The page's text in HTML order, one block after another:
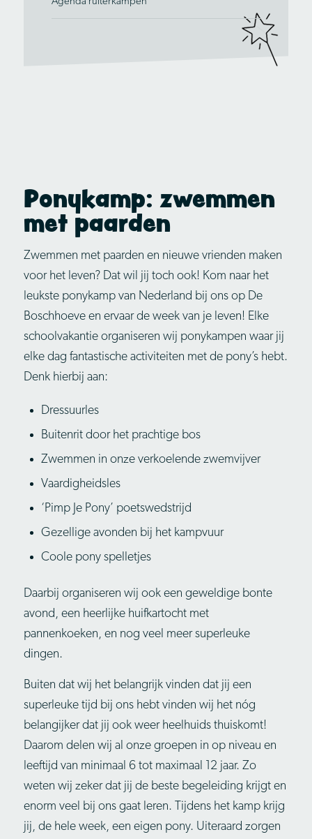
Ponykamp: zwemmen
met paarden
Zwemmen met paarden en nieuwe vrienden maken
voor het leven? Dat wil jij toch ook! Kom naar het
leukste ponykamp van Nederland bij ons op De
Boschhoeve en ervaar de week van je leven! Elke
schoolvakantie organiseren wij ponykampen waar jij
elke dag fantastische activiteiten met de pony’s hebt.
Denk hierbij aan:
Dressuurles
Buitenrit door het prachtige bos
Zwemmen in onze verkoelende zwemvijver
Vaardigheidsles
‘Pimp Je Pony’ poetswedstrijd
Gezellige avonden bij het kampvuur
Coole pony spelletjes
Daarbij organiseren wij ook een geweldige bonte
avond, een heerlijke huifkartocht met
pannenkoeken, en nog veel meer superleuke
dingen.
Buiten dat wij het belangrijk vinden dat jij een
superleuke tijd bij ons hebt vinden wij het nóg
belangijker dat jij ook weer heelhuids thuiskomt!
Daarom delen wij al onze groepen in op niveau en
leeftijd van minimaal 6 tot maximaal 12 jaar. Zo
weten wij zeker dat jij de beste begeleiding krijgt en
enorm veel bij ons gaat leren. Tijdens het kamp krijg
jij, de hele week, een eigen pony. Uiteraard zorgen